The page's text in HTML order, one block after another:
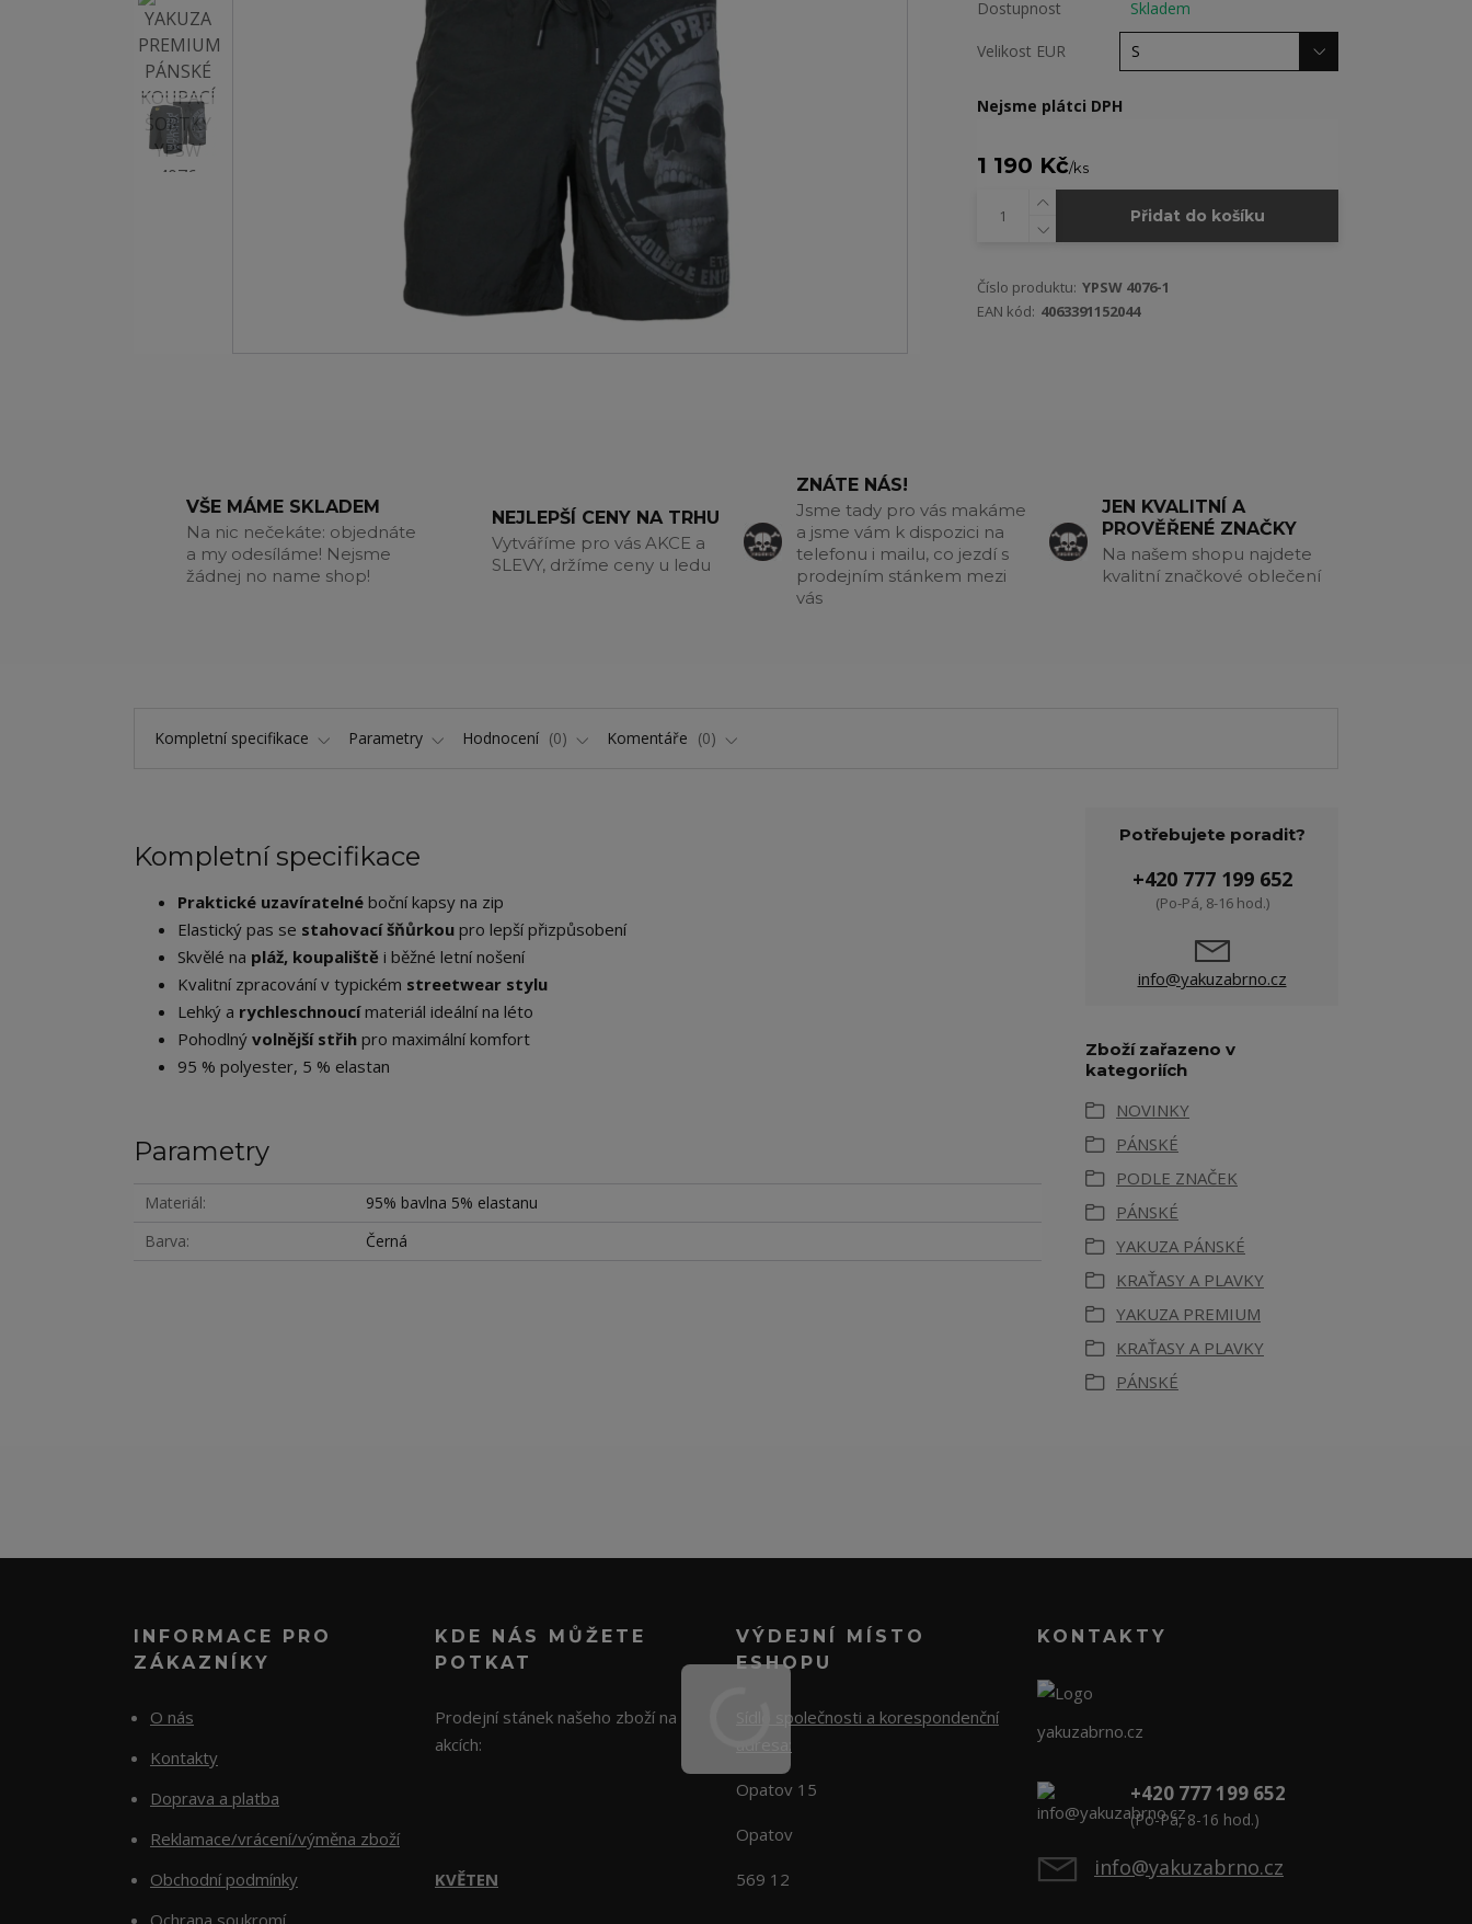
Dostupnost Skladem
Velikost EUR
Nejsme plátci DPH
1 190 Kč/ks
Přidat do košíku
Číslo produktu: YPSW 4076-1
EAN kód: 4063391152044
VŠE MÁME SKLADEM
Na nic nečekáte: objednáte
a my odesíláme! Nejsme
žádnej no name shop!
NEJLEPŠÍ CENY NA TRHU
Vytváříme pro vás AKCE a
SLEVY, držíme ceny u ledu
ZNÁTE NÁS!
Jsme tady pro vás makáme
a jsme vám k dispozici na
telefonu i mailu, co jezdí s
prodejním stánkem mezi
vás
JEN KVALITNÍ A
PROVĚŘENÉ ZNAČKY
Na našem shopu najdete
kvalitní značkové oblečení
Kompletní specifikace Parametry Hodnocení 0 Komentáře 0
Kompletní specifikace
Praktické uzavíratelné boční kapsy na zip
Elastický pas se stahovací šňůrkou pro lepší přizpůsobení
Skvělé na pláž, koupaliště i běžné letní nošení
Kvalitní zpracování v typickém streetwear stylu
Lehký a rychleschnoucímateriál ideální na léto
Pohodlný volnější střih pro maximální komfort
95 % polyester, 5 % elastan
Parametry
Materiál
95% bavlna 5% elastanu
Barva
Černá
Potřebujete poradit?
+420 777 199 652
(Po-Pá, 8-16 hod.)
info@yakuzabrno.cz
Zboží zařazeno v
kategoriích
NOVINKY
PÁNSKÉ
PODLE ZNAČEK
PÁNSKÉ
YAKUZA PÁNSKÉ
KRAŤASY A PLAVKY
YAKUZA PREMIUM
KRAŤASY A PLAVKY
PÁNSKÉ
INFORMACE PRO
ZÁKAZNÍKY
O nás
Kontakty
Doprava a platba
Reklamace/vrácení/výměna zboží
Obchodní podmínky
KDE NÁS MŮŽETE
POTKAT
Prodejní stánek našeho zboží na
akcích:
KVĚTEN
VÝDEJNÍ MÍSTO
ESHOPU
Sídlo společnosti a korespondenční
Opatov 15
Opatov
569 12
KONTAKTY
yakuzabrno.cz
+420 777 199 652
(Po-Pá, 8-16 hod.)
info@yakuzabrno.cz